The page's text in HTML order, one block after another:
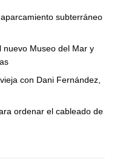
subterráneo
nuevo Museo del Mar y
con Dani Fernández,
ordenar el cableado de